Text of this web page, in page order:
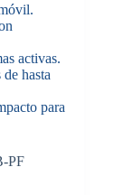
activas.
hasta
para
PF